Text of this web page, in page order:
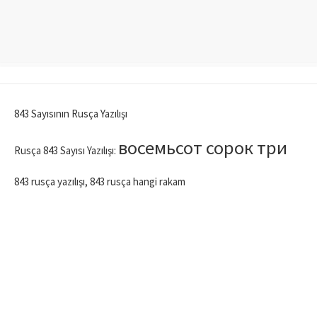
843 Sayısının Rusça Yazılışı
Rusça 843 Sayısı Yazılışı: восемьсот сорок три
843 rusça yazılışı, 843 rusça hangi rakam